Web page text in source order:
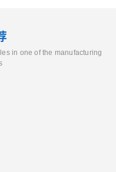
in one of the manufacturing